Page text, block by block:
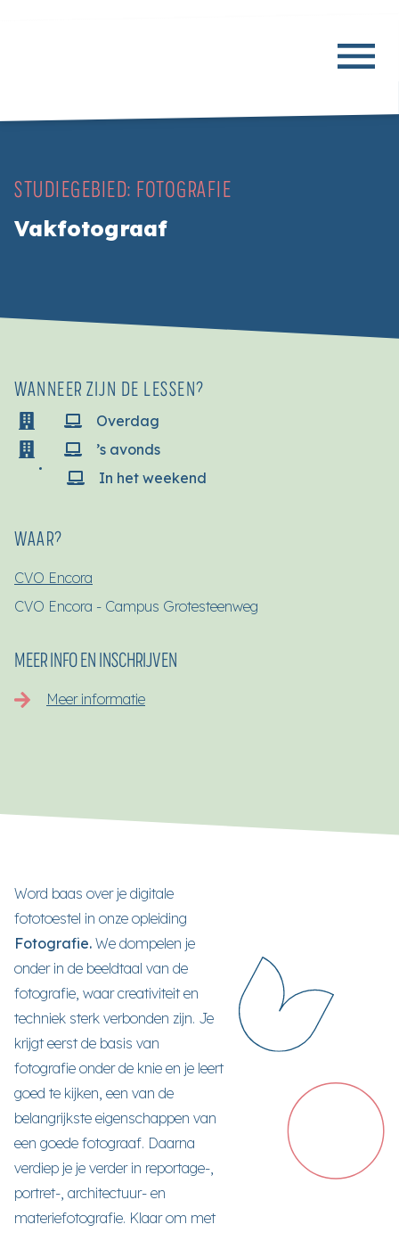
STUDIEGEBIED: FOTOGRAFIE
Vakfotograaf
WANNEER ZIJN DE LESSEN?
Overdag
’s avonds
In het weekend
WAAR?
CVO Encora
CVO Encora - Campus Grotesteenweg
MEER INFO EN INSCHRIJVEN
Meer informatie
Word baas over je digitale
fototoestel in onze opleiding
Fotografie. We dompelen je
onder in de beeldtaal van de
fotografie, waar creativiteit en
techniek sterk verbonden zijn. Je
krijgt eerst de basis van
fotografie onder de knie en je leert
goed te kijken, een van de
belangrijkste eigenschappen van
een goede fotograaf. Daarna
verdiep je je verder in reportage-,
portret-, architectuur- en
materiefotografie. Klaar om met